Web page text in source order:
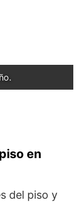
en
del piso y